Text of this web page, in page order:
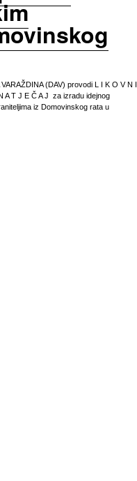
(DAV) provodi L I K O V N I
T J E Č A J za izradu idejnog
iz Domovinskog rata u